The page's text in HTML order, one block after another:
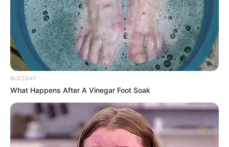
BUZZDAY
What Happens After A Vinegar Foot Soak